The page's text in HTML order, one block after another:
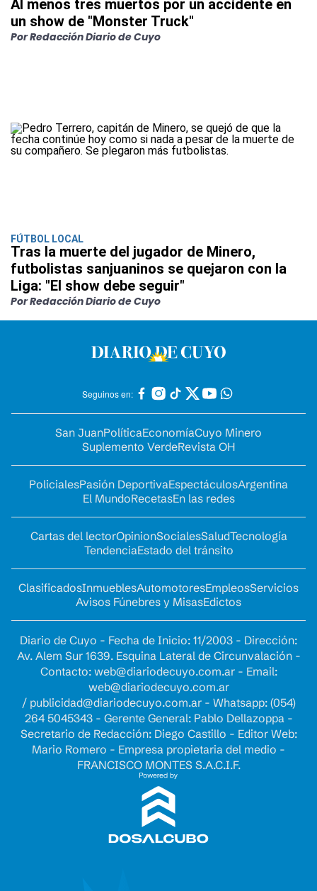
Al menos tres muertos por un accidente en
un show de "Monster Truck"
Por Redacción Diario de Cuyo
FÚTBOL LOCAL
Tras la muerte del jugador de Minero,
futbolistas sanjuaninos se quejaron con la
Liga: "El show debe seguir"
Por Redacción Diario de Cuyo
Seguinos en:
San JuanPolíticaEconomíaCuyo Minero
Suplemento VerdeRevista OH
PolicialesPasión DeportivaEspectáculosArgentina
El MundoRecetasEn las redes
Cartas del lectorOpinionSocialesSaludTecnología
TendenciaEstado del tránsito
ClasificadosInmueblesAutomotoresEmpleosServicios
Avisos Fúnebres y MisasEdictos
Diario de Cuyo - Fecha de Inicio: 11/2003 - Dirección:
Av. Alem Sur 1639. Esquina Lateral de Circunvalación -
Contacto: web@diariodecuyo.com.ar- Email:
web@diariodecuyo.com.ar
/ publicidad@diariodecuyo.com.ar- Whatsapp: (054)
264 5045343 - Gerente General: Pablo Dellazoppa -
Secretario de Redacción: Diego Castillo - Editor Web:
Mario Romero - Empresa propietaria del medio -
FRANCISCO MONTES S.A.C.I.F.